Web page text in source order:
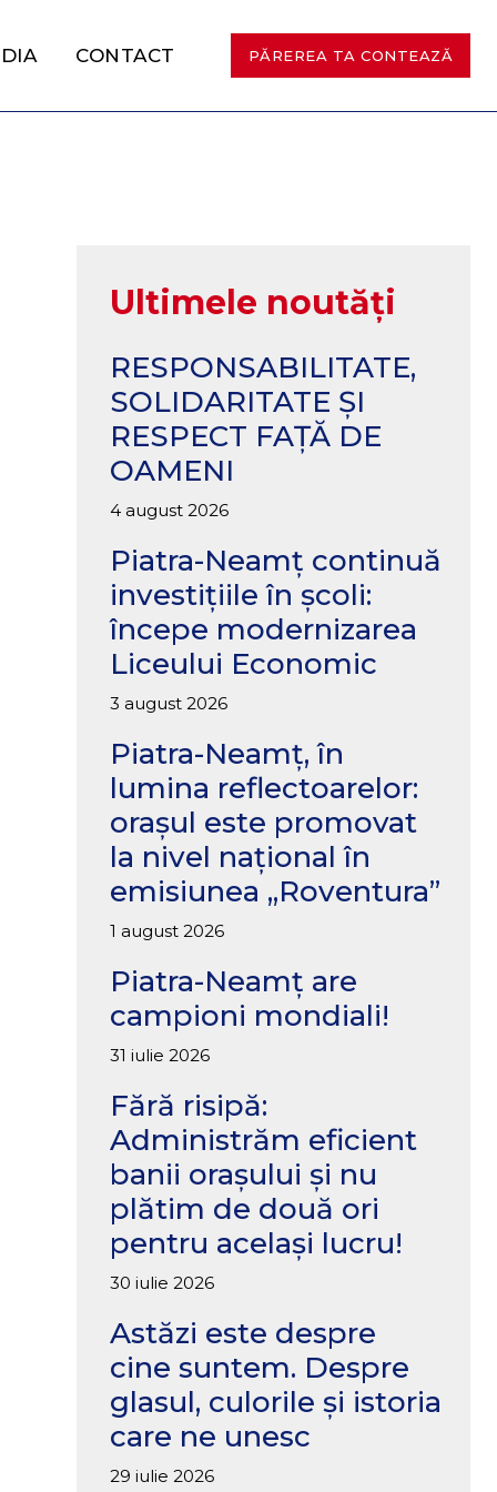
CONTACT PĂREREA TA CONTEAZĂ
Ultimele noutăți
RESPONSABILITATE,
SOLIDARITATE ȘI
RESPECT FAȚĂ DE
OAMENI
4 august 2026
Piatra-Neamț continuă
investițiile în școli:
începe modernizarea
Liceului Economic
3 august 2026
Piatra-Neamț, în
lumina reflectoarelor:
orașul este promovat
la nivel național în
emisiunea „Roventura”
1 august 2026
Piatra-Neamț are
campioni mondiali!
31 iulie 2026
Fără risipă:
Administrăm eficient
banii orașului și nu
plătim de două ori
pentru același lucru!
30 iulie 2026
Astăzi este despre
cine suntem. Despre
glasul, culorile și istoria
care ne unesc
29 iulie 2026